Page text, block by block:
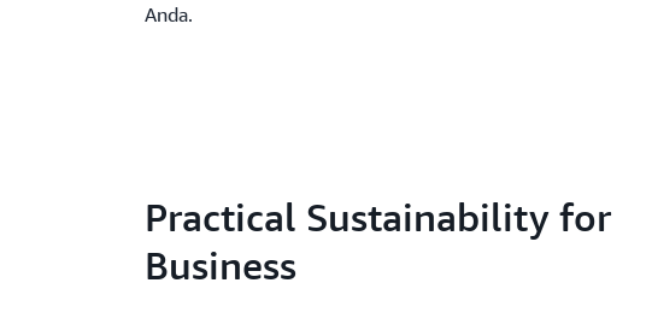
Anda.
Practical Sustainability for
Business